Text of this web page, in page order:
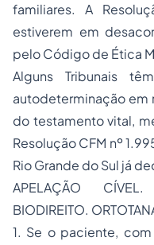
familiares. A
estiverem em
pelo Código de Ética
Alguns Tribunais
autodeterminação em
do testamento vital,
Resolução CFM nº
Rio Grande do Sul já
APELAÇÃO
BIODIREITO.
1. Se o paciente,